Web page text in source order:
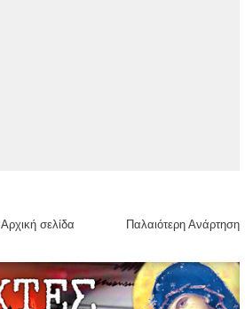
Παλαιότερη Ανάρτηση
Αρχική σελίδα